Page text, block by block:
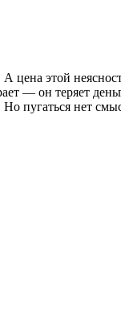
цена этой
— он теряет
пугаться нет